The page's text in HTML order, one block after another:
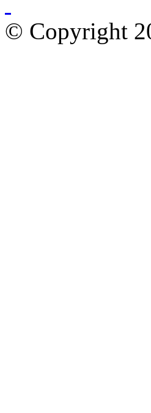
© Copyright